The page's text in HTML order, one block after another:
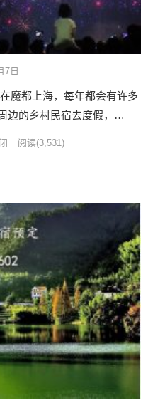
7日
魔都上海，每年都会有许多
边的乡村民宿去度假，…
阅读(3,531)